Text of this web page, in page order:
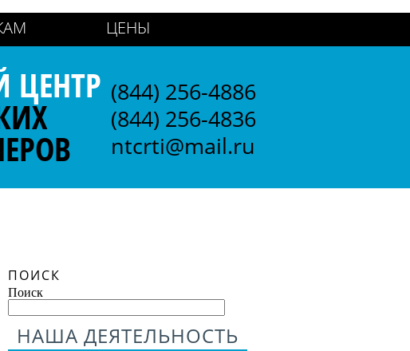
ЦЕНЫ
ЦЕНТР (844) 256-4886
(844) 256-4836
ntcrti@mail.ru
ПОИСК
Поиск
НАША ДЕЯТЕЛЬНОСТЬ